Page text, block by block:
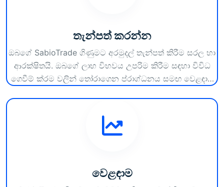
තැන්පත් කරන්න
ඔබගේ SabioTrade ගිණුමට අරමුදල් තැන්පත් කිරීම සරල හා
ආරක්ෂිතයි. ඔබගේ ලාභ විභවය උපරිම කිරීම සඳහා විවිධ
ගෙවීම් ක්රම වලින් තෝරාගෙන ප්රාග්ධනය සමඟ වෙළඳාම
වෙළඳාම